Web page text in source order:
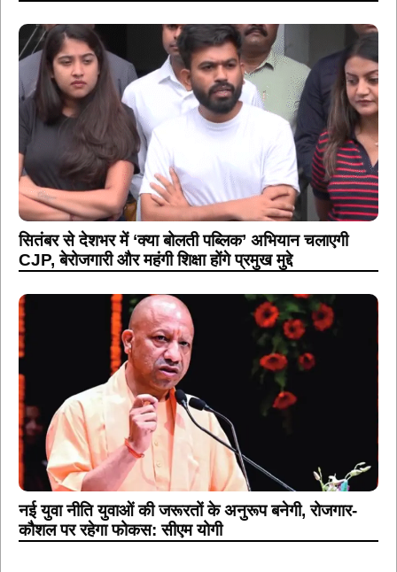
सितंबर से देशभर में ‘क्या बोलती पब्लिक’ अभियान चलाएगी
CJP, बेरोजगारी और महंगी शिक्षा होंगे प्रमुख मुद्दे
नई युवा नीति युवाओं की जरूरतों के अनुरूप बनेगी, रोजगार-
कौशल पर रहेगा फोकस: सीएम योगी